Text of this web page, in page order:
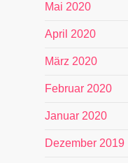
Mai 2020
April 2020
März 2020
Februar 2020
Januar 2020
Dezember 2019